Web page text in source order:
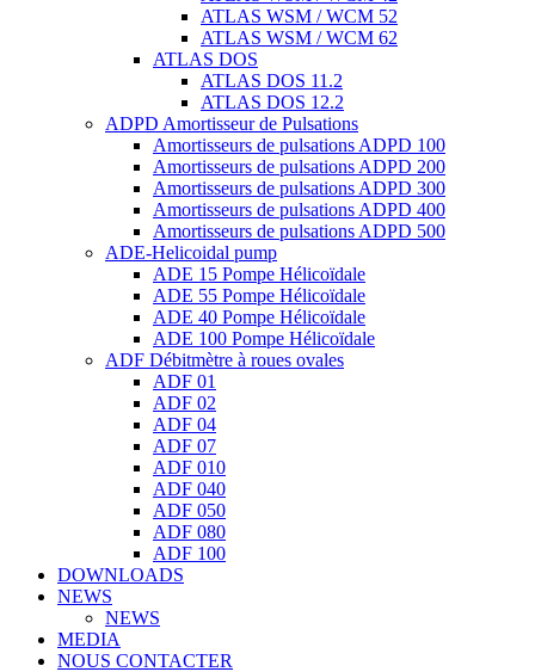
ATLAS WSM / WCM 52
ATLAS WSM / WCM 62
ATLAS DOS
ATLAS DOS 11.2
ATLAS DOS 12.2
ADPD Amortisseur de Pulsations
Amortisseurs de pulsations ADPD 100
Amortisseurs de pulsations ADPD 200
Amortisseurs de pulsations ADPD 300
Amortisseurs de pulsations ADPD 400
Amortisseurs de pulsations ADPD 500
ADE-Helicoidal pump
ADE 15 Pompe Ηélicoïdale
ADE 55 Pompe Ηélicoïdale
ADE 40 Pompe Ηélicoïdale
ADE 100 Pompe Ηélicoïdale
ADF Débitmètre à roues ovales
ADF 01
ADF 02
ADF 04
ADF 07
ADF 010
ADF 040
ADF 050
ADF 080
ADF 100
DOWNLOADS
NEWS
NEWS
MEDIA
NOUS CONTACTER